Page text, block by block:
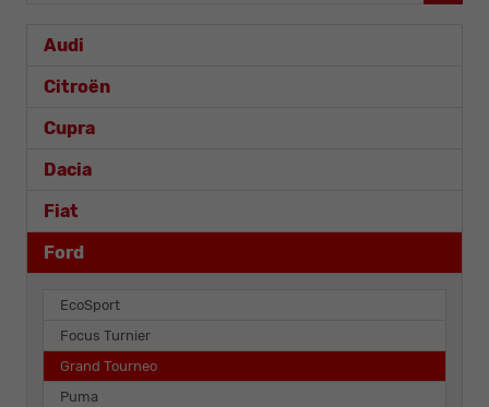
Audi
Citroën
Cupra
Dacia
Fiat
Ford
EcoSport
Focus Turnier
Grand Tourneo
Puma